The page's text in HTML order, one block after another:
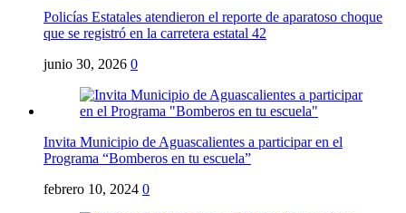
Policías Estatales atendieron el reporte de aparatoso choque
que se registró en la carretera estatal 42
junio 30, 2026 0
Invita Municipio de Aguascalientes a participar en el
Programa “Bomberos en tu escuela”
febrero 10, 2024 0